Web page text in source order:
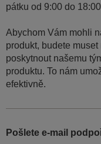
pátku od 9:00 do
Abychom Vám mohli
produkt, budete
poskytnout našemu
produktu. To nám
efektivně.
Pošlete e-mail